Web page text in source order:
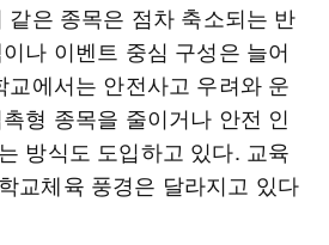
같은 종목은 점차 축소되는 반
나 이벤트 중심 구성은 늘어
교에서는 안전사고 우려와 운
형 종목을 줄이거나 안전 인
방식도 도입하고 있다. 교육
교체육 풍경은 달라지고 있다